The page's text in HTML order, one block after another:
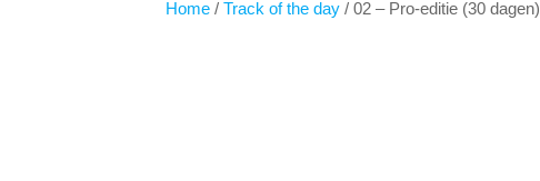
Home /Track of the day / 02 – Pro-editie (30 dagen)